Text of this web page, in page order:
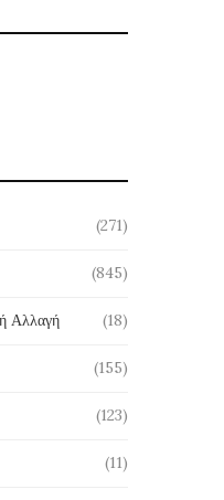
(271)
(845)
Αλλαγή (18)
(155)
(123)
(11)